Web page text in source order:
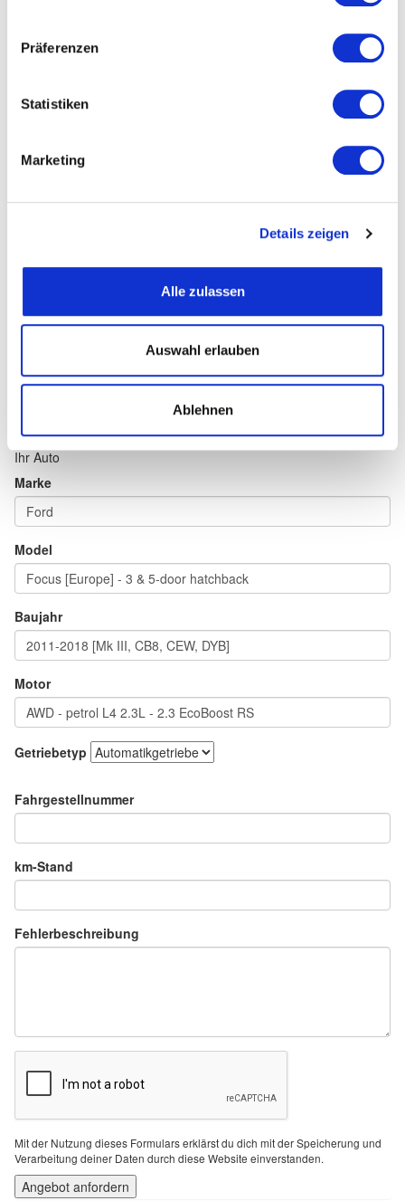
Präferenzen
Statistiken
Marketing
Details zeigen
Alle zulassen
Auswahl erlauben
Ablehnen
Straße und Nummer
Fax
Email
Ihr Auto
Marke
Model
Baujahr
Motor
Getriebetyp
Fahrgestellnummer
km-Stand
Fehlerbeschreibung
Mit der Nutzung dieses Formulars erklärst du dich mit der Speicherung und
Verarbeitung deiner Daten durch diese Website einverstanden.